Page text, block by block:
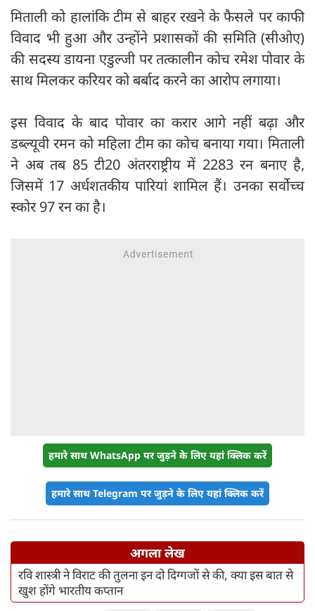
मिताली को हालांकि टीम से बाहर रखने के फैसले पर काफी
विवाद भी हुआ और उन्होंने प्रशासकों की समिति (सीओए)
की सदस्य डायना एडुल्जी पर तत्कालीन कोच रमेश पोवार के
साथ मिलकर करियर को बर्बाद करने का आरोप लगाया।
इस विवाद के बाद पोवार का करार आगे नहीं बढ़ा और
डब्ल्यूवी रमन को महिला टीम का कोच बनाया गया। मिताली
ने अब तब 85 टी20 अंतरराष्ट्रीय में 2283 रन बनाए है,
जिसमें 17 अर्धशतकीय पारियां शामिल हैं। उनका सर्वोच्च
स्कोर 97 रन का है।
हमारे साथ WhatsApp पर जुड़ने के लिए यहां क्लिक करें
हमारे साथ Telegram पर जुड़ने के लिए यहां क्लिक करें
अगला लेख
रवि शास्‍त्री ने विराट की तुलना इन दो दिग्गजों से की, क्या इस बात से
खुश होंगे भारतीय कप्तान